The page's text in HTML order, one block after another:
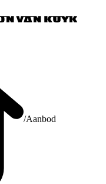
/Aanbod